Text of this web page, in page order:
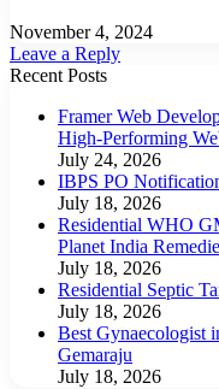
November 4, 2024
Leave a Reply
Recent Posts
Framer Web
High-Performing
July 24, 2026
IBPS PO
July 18, 2026
Residential WHO
Planet India
July 18, 2026
Residential Septic
July 18, 2026
Best Gynaecologist
Gemaraju
July 18, 2026